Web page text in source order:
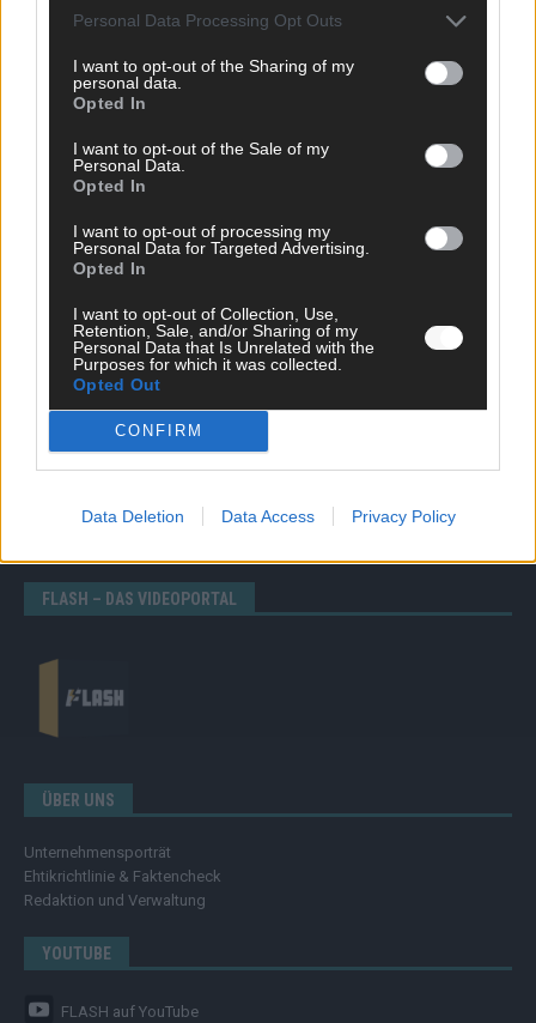
Personal Data Processing Opt Outs
I want to opt-out of the Sharing of my
personal data.
Opted In
I want to opt-out of the Sale of my
Personal Data.
Opted In
I want to opt-out of processing my
Personal Data for Targeted Advertising.
Opted In
I want to opt-out of Collection, Use,
Retention, Sale, and/or Sharing of my
Personal Data that Is Unrelated with the
Purposes for which it was collected.
Opted Out
CONFIRM
Data Deletion Data Access Privacy Policy
Nachrichten
Wissen
Extra
Streams & Storys
FLASH – DAS VIDEOPORTAL
ÜBER UNS
Unternehmensporträt
Ehtikrichtlinie & Faktencheck
Redaktion und Verwaltung
YOUTUBE
FLASH auf YouTube